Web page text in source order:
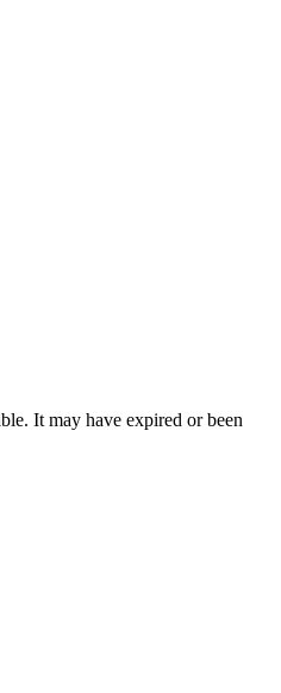
It may have expired or been